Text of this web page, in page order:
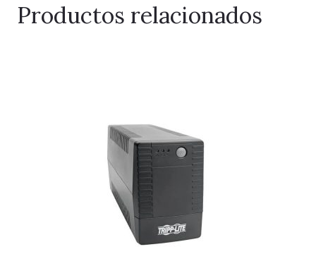
Productos relacionados